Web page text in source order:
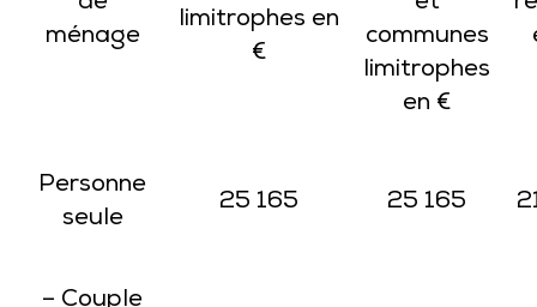
ménage
limitrophes en
€
communes
limitrophes
en €
Personne
seule
25 165 25 165
– Couple